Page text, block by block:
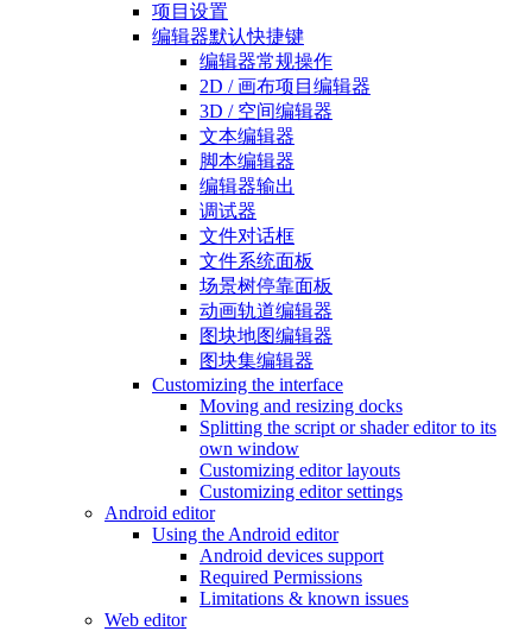
项目设置
编辑器默认快捷键
编辑器常规操作
2D / 画布项目编辑器
3D / 空间编辑器
文本编辑器
脚本编辑器
编辑器输出
调试器
文件对话框
文件系统面板
场景树停靠面板
动画轨道编辑器
图块地图编辑器
图块集编辑器
Customizing the interface
Moving and resizing docks
Splitting the script or shader editor to its
own window
Customizing editor layouts
Customizing editor settings
Android editor
Using the Android editor
Android devices support
Required Permissions
Limitations & known issues
Web editor